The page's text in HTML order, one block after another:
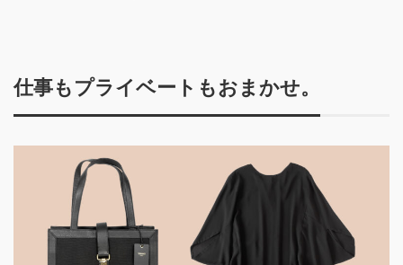
仕事もプライベートもおまかせ。